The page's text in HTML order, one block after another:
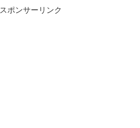
スポンサーリンク